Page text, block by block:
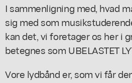
I sammenligning med, hvad
sig med som
kan det, vi foretager os her i
betegnes som UBELASTET
Vore lydbånd er, som vi får